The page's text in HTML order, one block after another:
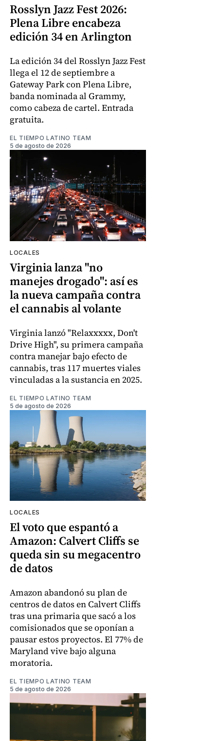
Rosslyn Jazz Fest 2026:
Plena Libre encabeza
edición 34 en Arlington
La edición 34 del Rosslyn Jazz Fest
llega el 12 de septiembre a
Gateway Park con Plena Libre,
banda nominada al Grammy,
como cabeza de cartel. Entrada
gratuita.
EL TIEMPO LATINO TEAM
5 de agosto de 2026
LOCALES
Virginia lanza "no
manejes drogado": así es
la nueva campaña contra
el cannabis al volante
Virginia lanzó "Relaxxxxx, Don't
Drive High", su primera campaña
contra manejar bajo efecto de
cannabis, tras 117 muertes viales
vinculadas a la sustancia en 2025.
EL TIEMPO LATINO TEAM
5 de agosto de 2026
LOCALES
El voto que espantó a
Amazon: Calvert Cliffs se
queda sin su megacentro
de datos
Amazon abandonó su plan de
centros de datos en Calvert Cliffs
tras una primaria que sacó a los
comisionados que se oponían a
pausar estos proyectos. El 77% de
Maryland vive bajo alguna
moratoria.
EL TIEMPO LATINO TEAM
5 de agosto de 2026